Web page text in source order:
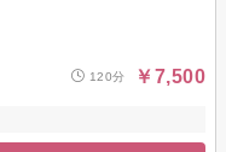
120分 ￥7,500